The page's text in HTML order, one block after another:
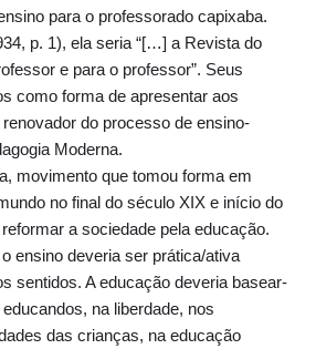
para o professorado capixaba.
p. 1), ela seria “[…] a Revista do
e para o professor”. Seus
como forma de apresentar aos
do processo de ensino-
Moderna.
movimento que tomou forma em
no final do século XIX e início do
a sociedade pela educação.
ensino deveria ser prática/ativa
sentidos. A educação deveria basear-
na liberdade, nos
das crianças, na educação